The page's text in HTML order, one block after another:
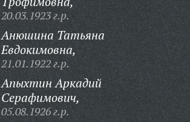
20.03.1923 г.р.
Анюшина Татьяна
Евдокимовна,
21.01.1922 г.р.
Апыхтин Аркадий
Серафимович,
05.08.1926 г.р.